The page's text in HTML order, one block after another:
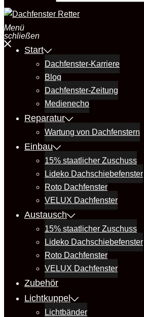
Menü
schließen
Start
Dachfenster-Karriere
Blog
Dachfenster-Zeitung
Medienecho
Reparatur
Wartung von Dachfenstern
Einbau
15% staatlicher Zuschuss
Lideko Dachschiebefenster
Roto Dachfenster
VELUX Dachfenster
Austausch
15% staatlicher Zuschuss
Lideko Dachschiebefenster
Roto Dachfenster
VELUX Dachfenster
Zubehör
Lichtkuppel
Lichtbänder